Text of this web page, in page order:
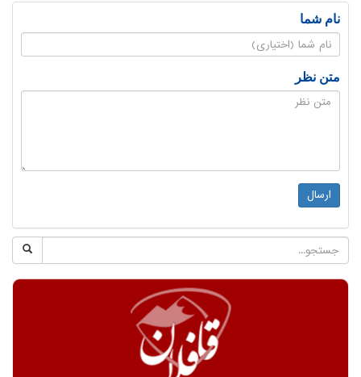
نام شما
متن نظر
ارسال